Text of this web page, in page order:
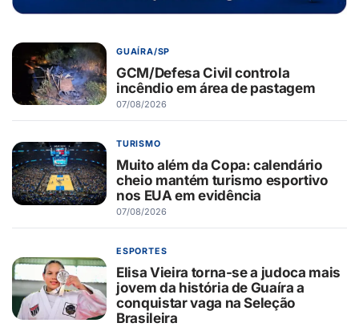
GUAÍRA/SP
GCM/Defesa Civil controla
incêndio em área de pastagem
07/08/2026
TURISMO
Muito além da Copa: calendário
cheio mantém turismo esportivo
nos EUA em evidência
07/08/2026
ESPORTES
Elisa Vieira torna-se a judoca mais
jovem da história de Guaíra a
conquistar vaga na Seleção
Brasileira